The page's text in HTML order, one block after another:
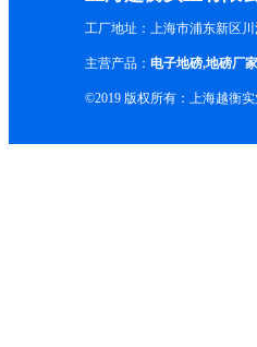
工厂地址：上海市浦东新区川
主营产品： 电子地磅,地磅厂家
©2019 版权所有：上海越衡